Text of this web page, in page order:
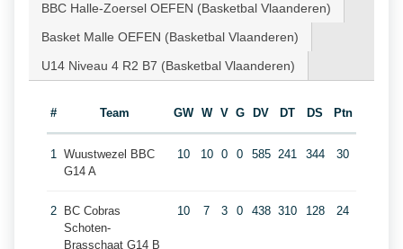
BBC Halle-Zoersel OEFEN (Basketbal Vlaanderen)
Basket Malle OEFEN (Basketbal Vlaanderen)
U14 Niveau 4 R2 B7 (Basketbal Vlaanderen)
# Team GW W V G DV DT DS Ptn
1 Wuustwezel BBC
G14 A
10 10 0 0 585 241 344 30
2
BC Cobras
Schoten-
Brasschaat G14 B
10 7 3 0 438 310 128 24